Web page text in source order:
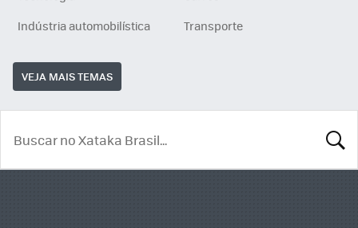
Indústria automobilística
Transporte
VEJA MAIS TEMAS